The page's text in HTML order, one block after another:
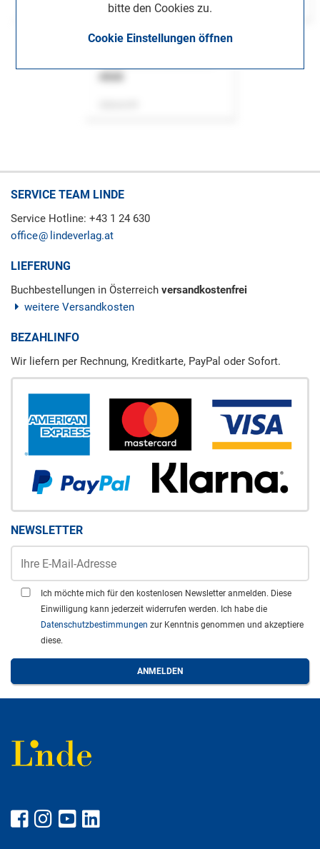
bitte den Cookies zu.
Cookie Einstellungen öffnen
SERVICE TEAM LINDE
Service Hotline: +43 1 24 630
office
lindeverlag.at
LIEFERUNG
Buchbestellungen in Österreich versandkostenfrei
weitere Versandkosten
BEZAHLINFO
Wir liefern per Rechnung, Kreditkarte, PayPal oder Sofort.
NEWSLETTER
Ich möchte mich für den kostenlosen Newsletter anmelden. Diese
Einwilligung kann jederzeit widerrufen werden. Ich habe die
Datenschutzbestimmungen zur Kenntnis genommen und akzeptiere
diese.